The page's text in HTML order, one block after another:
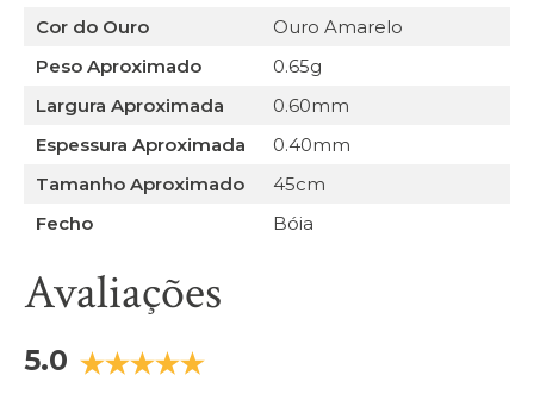
Cor do Ouro
Ouro Amarelo
Peso Aproximado
0.65g
Largura Aproximada
0.60mm
Espessura Aproximada
0.40mm
Tamanho Aproximado
45cm
Fecho
Bóia
Avaliações
5.0